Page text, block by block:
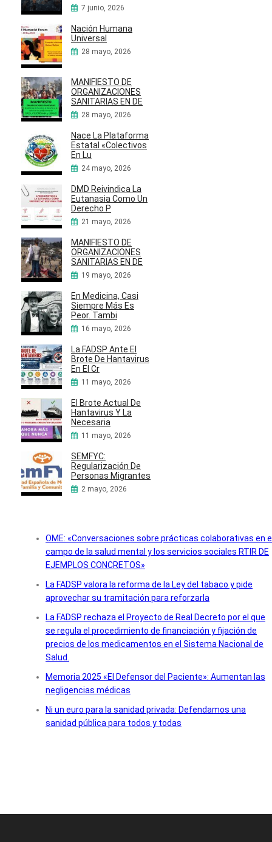
7 junio, 2026
Nación Humana
Universal
28 mayo, 2026
MANIFIESTO DE
ORGANIZACIONES
SANITARIAS EN DE
28 mayo, 2026
Nace La Plataforma
Estatal «Colectivos
En Lu
24 mayo, 2026
DMD Reivindica La
Eutanasia Como Un
Derecho P
21 mayo, 2026
MANIFIESTO DE
ORGANIZACIONES
SANITARIAS EN DE
19 mayo, 2026
En Medicina, Casi
Siempre Más Es
Peor. Tambi
16 mayo, 2026
La FADSP Ante El
Brote De Hantavirus
En El Cr
11 mayo, 2026
El Brote Actual De
Hantavirus Y La
Necesaria
11 mayo, 2026
SEMFYC:
Regularización De
Personas Migrantes
2 mayo, 2026
OME: «Conversaciones sobre prácticas colaborativas en
campo de la salud mental y los servicios sociales RTIR DE
EJEMPLOS CONCRETOS»
La FADSP valora la reforma de la Ley del tabaco y pide
aprovechar su tramitación para reforzarla
La FADSP rechaza el Proyecto de Real Decreto por el que
se regula el procedimiento de financiación y fijación de
precios de los medicamentos en el Sistema Nacional de
Salud.
Memoria 2025 «El Defensor del Paciente»: Aumentan las
negligencias médicas
Ni un euro para la sanidad privada: Defendamos una
sanidad pública para todos y todas